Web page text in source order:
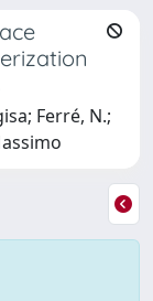
Ferré, N.;